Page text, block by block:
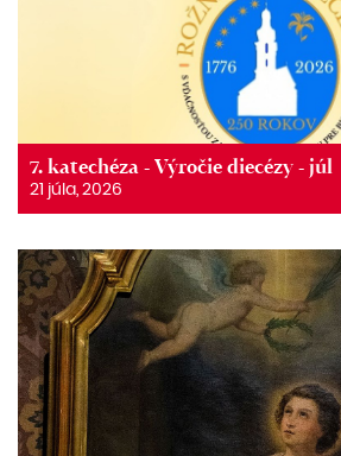
7. katechéza - Výročie diecézy - júl
21 júla, 2026